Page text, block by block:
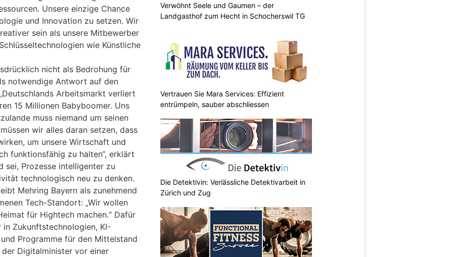
Unsere einzige Chance
und Innovation zu setzen. Wir
sein als unsere Mitbewerber
wie Künstliche
nicht als Bedrohung für
notwendige Antwort auf den
Arbeitsmarkt verliert
15 Millionen Babyboomer. Uns
muss niemand um seinen
wir alles daran setzen, dass
um unsere Wirtschaft und
funktionsfähig zu halten“, erklärt
sei, Prozesse intelligenter zu
technologisch neu zu denken.
Mehring Bayern als zunehmend
Tech-Standort: „Wir wollen
für Hightech machen.“ Dafür
Zukunftstechnologien, KI-
Programme für den Mittelstand
Digitalminister vor einer
Verwöhnt Seele und Gaumen – der
Landgasthof zum Hecht in Schocherswil TG
Vertrauen Sie Mara Services: Effizient
entrümpeln, sauber abschliessen
Die Detektivin: Verlässliche Detektivarbeit in
Zürich und Zug